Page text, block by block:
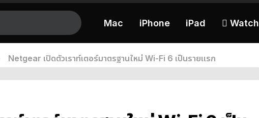
Mac iPhone iPad  Watch
Netgear เปิดตัวเราท์เตอร์มาตรฐานใหม่ Wi-Fi 6 เป็นรายแรก